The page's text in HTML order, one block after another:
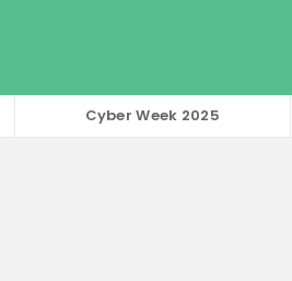
Cyber Week 2025